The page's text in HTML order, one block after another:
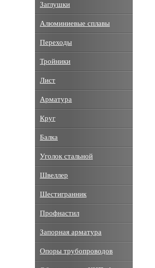
Заглушки
Алюминиевые сплавы
Переходы
Тройники
Лист
Арматура
Круг
Балка
Уголок стальной
Швеллер
Шестигранник
Профнастил
Запорная арматура
Опоры трубопроводов